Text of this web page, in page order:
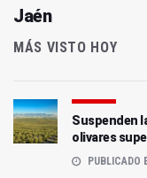
Jaén
MÁS VISTO HOY
Suspenden
olivares
PUBLICADO